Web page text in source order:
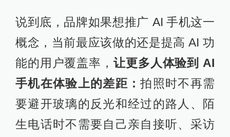
说到底，品牌如果想推广 AI 手机这一
概念，当前最应该做的还是提高 AI 功
能的用户覆盖率， 让更多人体验到 AI
手机在体验上的差距：拍照时不再需
要避开玻璃的反光和经过的路人、陌
生电话时不需要自己亲自接听、采访